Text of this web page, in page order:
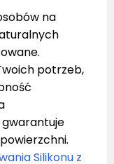
na
potrzeb,
Silikonu z